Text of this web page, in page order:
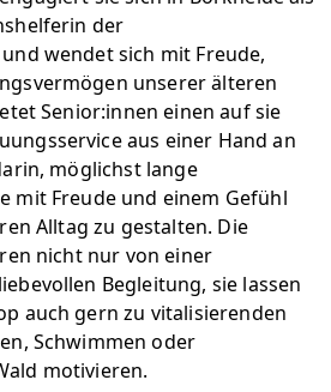
der
wendet sich mit Freude,
unserer älteren
Senior:innen einen auf sie
aus einer Hand an
möglichst lange
mit Freude und einem Gefühl
Alltag zu gestalten. Die
nicht nur von einer
Begleitung, sie lassen
auch gern zu vitalisierenden
Schwimmen oder
motivieren.